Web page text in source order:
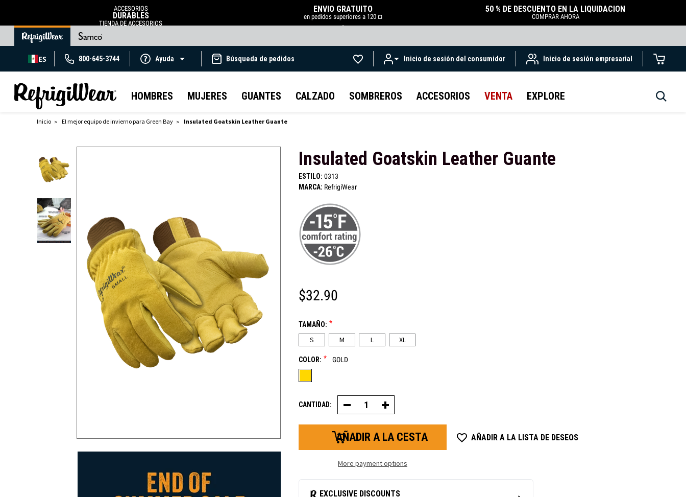
ACCESORIOS
DURABLES
TIENDA DE ACCESORIOS
ENVÍO GRATUITO
en pedidos superiores a 120 ¤
.
50 % DE DESCUENTO EN LA LIQUIDACIÓN
COMPRAR AHORA
ES 800-645-3744 Ayuda Búsqueda de pedidos Inicio de sesión del consumidor Inicio de sesión empresarial
HOMBRES MUJERES GUANTES CALZADO SOMBREROS ACCESORIOS VENTA EXPLORE
Inicio El mejor equipo de invierno para Green Bay Insulated Goatskin Leather Guante
Insulated Goatskin Leather Guante
ESTILO: 0313
MARCA: RefrigiWear
$32.90
TAMAÑO: *
S M L XL
COLOR: * GOLD
CANTIDAD: Decrease
Quantity
of
Insulated
Goatskin
Guante
Increase
Quantity
of
Goatskin
Guante
More payment options
AÑADIR A LA LISTA DE DESEOS